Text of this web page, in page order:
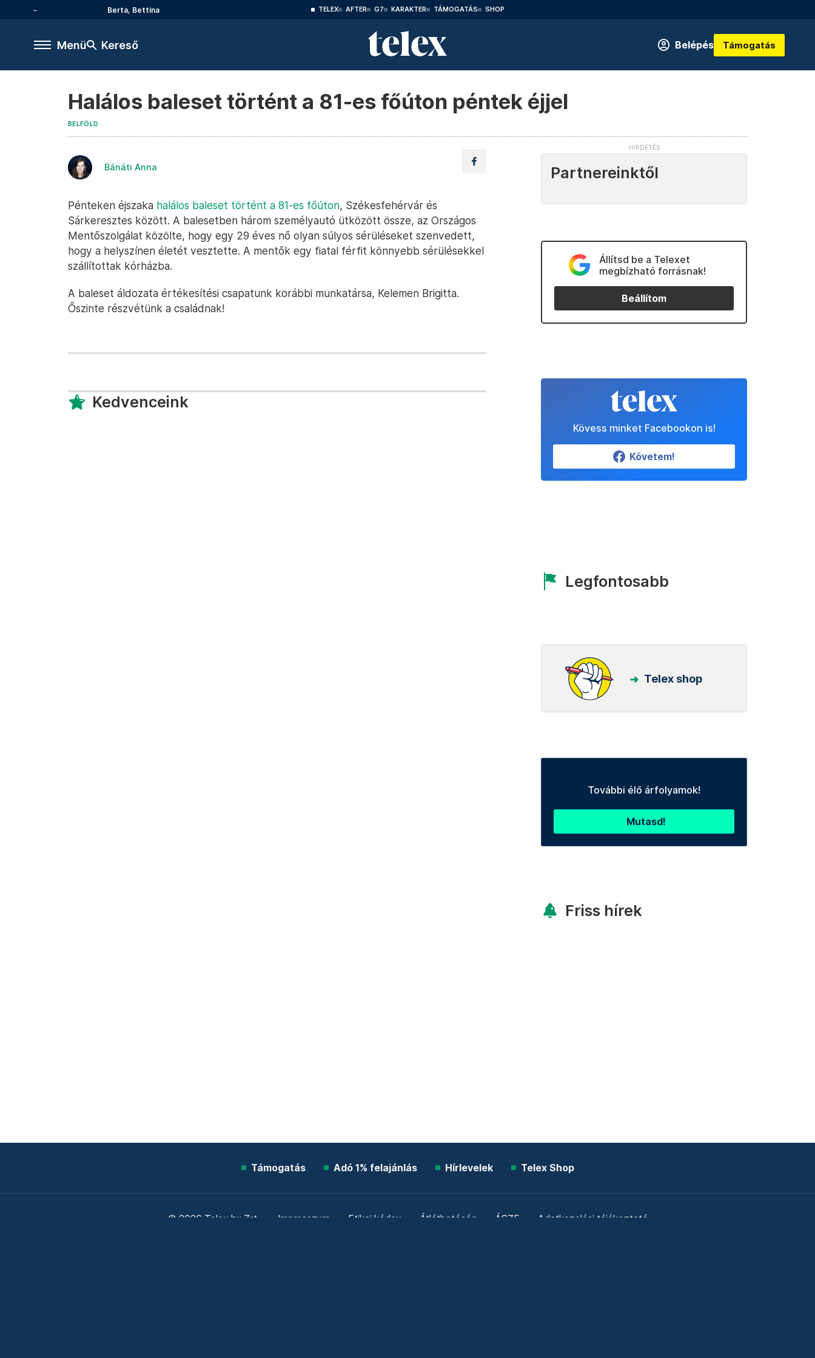
Berta, Bettina TELEX AFTER G7 KARAKTER TÁMOGATÁS SHOP
Menü Kereső Belépés Támogatás
Halálos baleset történt a 81-es főúton péntek éjjel
BELFÖLD
Bánáti Anna
Pénteken éjszaka halálos baleset történt a 81-es főúton, Székesfehérvár és
Sárkeresztes között. A balesetben három személyautó ütközött össze, az Országos
Mentőszolgálat közölte, hogy egy 29 éves nő olyan súlyos sérüléseket szenvedett,
hogy a helyszínen életét vesztette. A mentők egy fiatal férfit könnyebb sérülésekkel
szállítottak kórházba.
A baleset áldozata értékesítési csapatunk korábbi munkatársa, Kelemen Brigitta.
Őszinte részvétünk a családnak!
Kedvenceink
Partnereinktől
Állítsd be a Telexet
megbízható forrásnak!
Beállítom
Kövess minket Facebookon is!
Követem!
Legfontosabb
Telex shop
További élő árfolyamok!
Mutasd!
Friss hírek
Támogatás Adó 1% felajánlás Hírlevelek Telex Shop
© 2026 Telex.hu Zrt. Impresszum Etikai kódex Átláthatóság ÁSZF Adatkezelési tájékoztató